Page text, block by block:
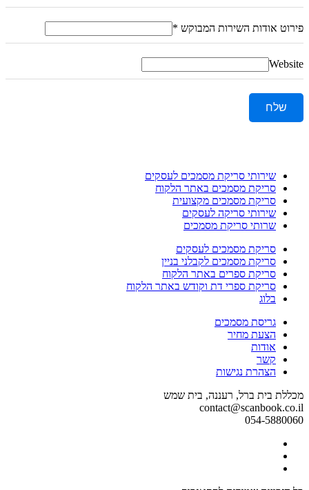
פירוט אודות השירות המבוקש *
Website
שלח
שירותי סריקת מסמכים לעסקים
סריקת מסמכים באתר הלקוח
סריקת מסמכים מקצועית
שירותי סריקה לעסקים
שרותי סריקת מסמכים
סריקת מסמכים לעסקים
סריקת מסמכים לקבלני בניין
סריקת ספרים באתר הלקוח
סריקת ספרי דת וקודש באתר הלקוח
בלוג
גריסת מסמכים
הצעת מחיר
אודות
קשר
הצהרת נגישות
מכללת בית ברל, רעננה, בית שמש
contact@scanbook.co.il
054-5880060